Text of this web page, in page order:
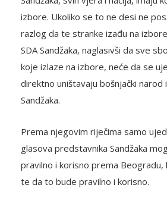
izbore. Ukoliko se to ne desi ne
razlog da te stranke izađu na
SDA Sandžaka, naglasivši da sve
koje izlaze na izbore, neće da se
direktno uništavaju bošnjački narod
Sandžaka.
Prema njegovim riječima samo
glasova predstavnika Sandžaka
pravilno i korisno prema Beogradu,
te da to bude pravilno i korisno.